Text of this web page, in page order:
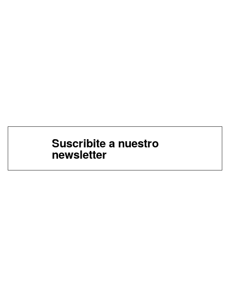
Suscribite a nuestro
newsletter